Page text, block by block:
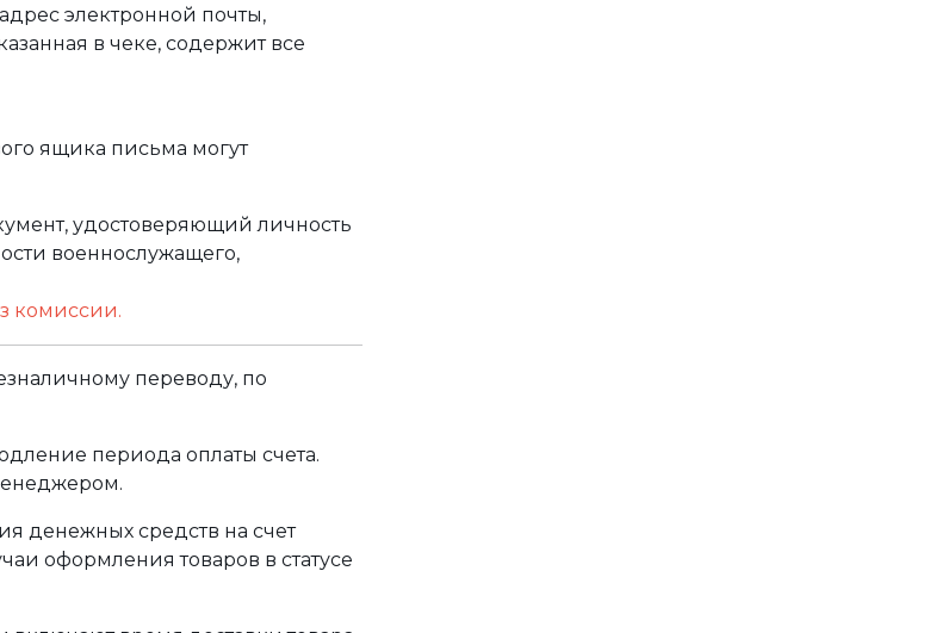
электронной почты,
в чеке, содержит все
ящика письма могут
удостоверяющий личность
военнослужащего,
комиссии.
переводу, по
периода оплаты счета.
денежных средств на счет
оформления товаров в статусе